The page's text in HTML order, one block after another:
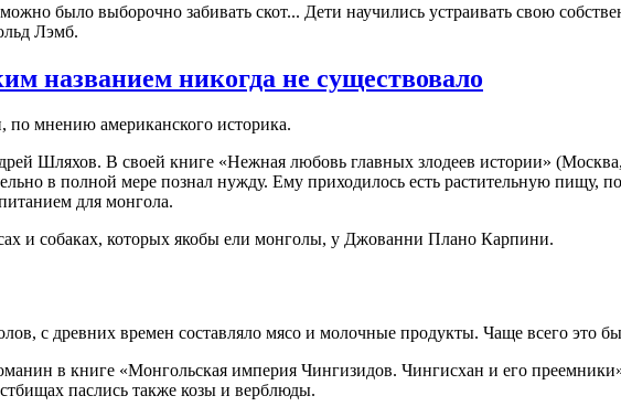
было выборочно забивать скот... Дети научились устраивать свою
Лэмб.
названием никогда не существовало
по мнению американского историка.
Шляхов. В своей книге «Нежная любовь главных злодеев истории»
в полной мере познал нужду. Ему приходилось есть растительную пищу,
для монгола.
и собаках, которых якобы ели монголы, у Джованни Плано Карпини.
с древних времен составляло мясо и молочные продукты. Чаще всего это
в книге «Монгольская империя Чингизидов. Чингисхан и его
паслись также козы и верблюды.